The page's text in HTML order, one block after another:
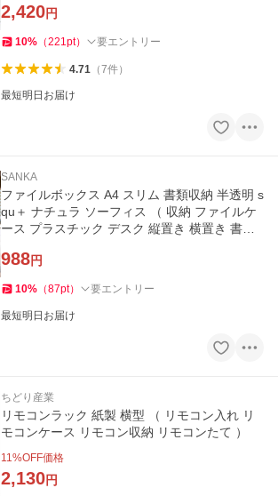
2,420円
10% （221 pt） 要エントリー
4.71 （7件）
最短明日お届け
SANKA
ファイルボックス A4 スリム 書類収納 半透明 s
qu＋ ナチュラ ソーフィス （ 収納 ファイルケ
ース プラスチック デスク 縦置き 横置き 書類
988円
10% （87pt） 要エントリー
最短明日お届け
ちどり産業
リモコンラック 紙製 横型 （ リモコン入れ リ
モコンケース リモコン収納 リモコンたて ）
11 %OFF価格
2,130円